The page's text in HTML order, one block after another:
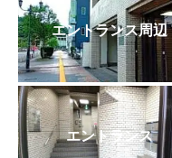
エントランス周辺
エントランス